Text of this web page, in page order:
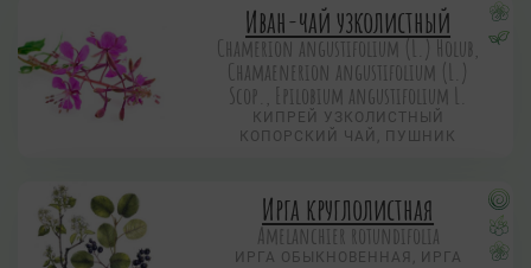
Иван-чай узколистный
Chamerion angustifolium (L.) Holub,
Chamaenerion angustifolium (L.)
Scop., Epilobium angustifolium L.
КИПРЕЙ УЗКОЛИСТНЫЙ
КОПОРСКИЙ ЧАЙ, ПУШНИК
Ирга круглолистная
Amelanchier rotundifolia
ИРГА ОБЫКНОВЕННАЯ, ИРГА